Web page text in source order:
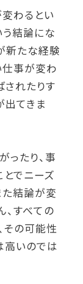
わるとい
う結論にな
新たな経験
仕事が変わ
されたりす
出てきま
ったり、事
でニーズ
た結論が変
、すべての
その可能性
高いのでは